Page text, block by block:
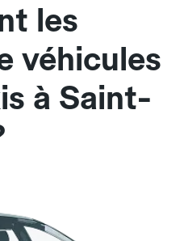
les
véhicules
à Saint-